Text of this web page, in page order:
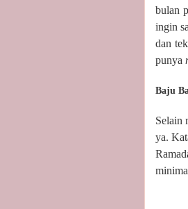
bulan
ingin
dan
punya
Baju
Selain
ya.